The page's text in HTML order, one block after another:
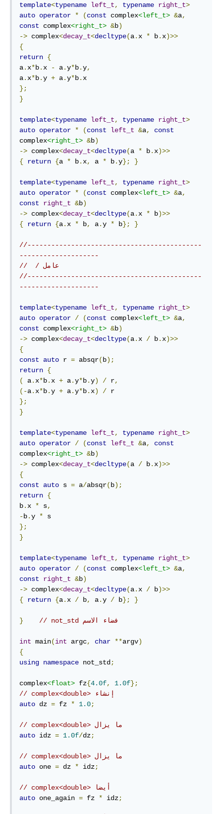
template<typename left_t, typename right_t>
auto operator * (const complex<left_t> &a,
const complex<right_t> &b)
-> complex<decay_t<decltype(a. x * b. x)>>
{
return {
a. x*b. x - a.y*b.y,
a. x*b.y + a.y*b.
};
}
template<typename left_t, typename right_t>
auto operator * (const left_t &a,
const
complex<right_t> &b)
-> complex<decay_t<decltype(a * b. x)>>
{ return {a * b. x, a * b.y}; }
template<typename left_t, typename right_t>
auto operator * (const complex<left_t> &a,
const
right_t &b)
-> complex<decay_t<decltype(a. x * b)>>
{ return {a. x * b, a.y * b}; }
//--------------------------------------------
--------------------
//  / عامل
//--------------------------------------------
--------------------
template<typename left_t, typename right_t>
auto operator / (const complex<left_t> &a,
const complex<right_t> &b)
-> complex<decay_t<decltype(a. x / b. x)>>
{
const
auto r = absqr( b);
return {
(
a. x*b. x + a.y*b.y) / r,
(-a. x*b.y + a.y*b. x) /
};
}
template<typename left_t, typename right_t>
auto operator / (const left_t &a,
const
complex<right_t> &b)
-> complex<decay_t<decltype(a / b. x)>>
{
const
auto s = a/absqr( b);
return {
b. x * s,
-b.y *
};
}
template<typename left_t, typename right_t>
auto operator / (const complex<left_t> &a,
const
right_t &b)
-> complex<decay_t<decltype(a. x / b)>>
{ return {a. x / b, a.y / b}; }
} // not_std فضاء الاسم
int main(int argc, char **argv)
{
using namespace not_std ;
complex<float> fz{4.0f, 1.0f};
// complex<double> إنشاء
auto dz = fz * 1.0;
// complex<double> ما يزال
auto idz = 1.0f/dz;
// complex<double> ما يزال
auto one = dz * idz;
// complex<double> أيضا
auto one_again = fz * idz;